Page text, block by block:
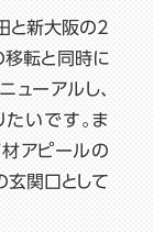
と新大阪の2
移転と同時に
ューアルし、
いです。ま
アピールの
玄関口として